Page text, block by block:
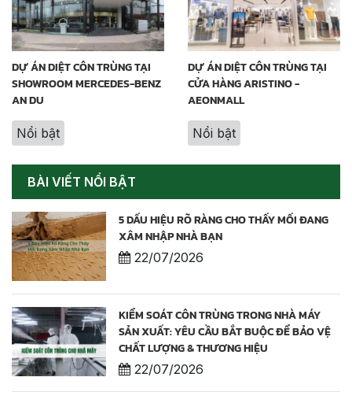
DỰ ÁN DIỆT CÔN TRÙNG TẠI
SHOWROOM MERCEDES-BENZ
AN DU
Nổi bật
DỰ ÁN DIỆT CÔN TRÙNG TẠI
CỬA HÀNG ARISTINO -
AEONMALL
Nổi bật
BÀI VIẾT NỔI BẬT
5 DẤU HIỆU RÕ RÀNG CHO THẤY MỐI ĐANG
XÂM NHẬP NHÀ BẠN
22/07/2026
KIỂM SOÁT CÔN TRÙNG TRONG NHÀ MÁY
SẢN XUẤT: YÊU CẦU BẮT BUỘC ĐỂ BẢO VỆ
CHẤT LƯỢNG & THƯƠNG HIỆU
22/07/2026